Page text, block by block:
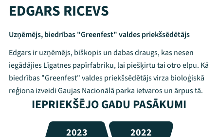
EDGARS RICEVS
Uzņēmējs, biedrības "Greenfest" valdes priekšsēdētājs
Edgars ir uzņēmējs, biškopis un dabas draugs, kas nesen
iegādājies Līgatnes papīrfabriku, lai piešķirtu tai otro elpu. Kā
biedrības "Greenfest" valdes priekšsēdētājs virza bioloģiskā
reģiona izveidi Gaujas Nacionālā parka ietvaros un ārpus tā.
IEPRIEKŠĒJO GADU PASĀKUMI
2023 2022